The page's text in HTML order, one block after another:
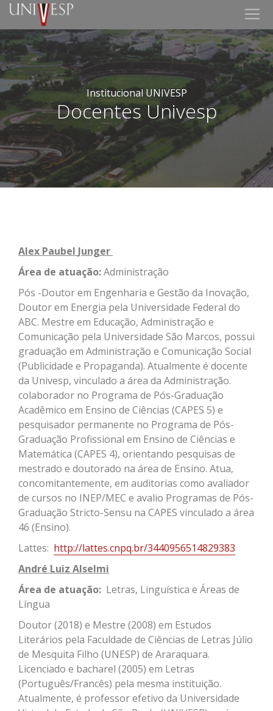
Institucional UNIVESP
Docentes Univesp
Alex Paubel Junger
Área de atuação:Administração
Pós -Doutor em Engenharia e Gestão da Inovação,
Doutor em Energia pela Universidade Federal do
ABC. Mestre em Educação, Administração e
Comunicação pela Universidade São Marcos, possui
graduação em Administração e Comunicação Social
(Publicidade e Propaganda). Atualmente é docente
da Univesp, vinculado a área da Administração.
colaborador no Programa de Pós-Graduação
Acadêmico em Ensino de Ciências (CAPES 5) e
pesquisador permanente no Programa de Pós-
Graduação Profissional em Ensino de Ciências e
Matemática (CAPES 4), orientando pesquisas de
mestrado e doutorado na área de Ensino. Atua,
concomitantemente, em auditorias como avaliador
de cursos no INEP/MEC e avalio Programas de Pós-
Graduação Stricto-Sensu na CAPES vinculado a área
46 (Ensino).
Lattes: http://lattes.cnpq.br/3440956514829383
André Luiz Alselmi
Área de atuação: Letras, Linguística e Áreas de
Língua
Doutor (2018) e Mestre (2008) em Estudos
Literários pela Faculdade de Ciências de Letras Júlio
de Mesquita Filho (UNESP) de Araraquara.
Licenciado e bacharel (2005) em Letras
(Português/Francês) pela mesma instituição.
Atualmente, é professor efetivo da Universidade